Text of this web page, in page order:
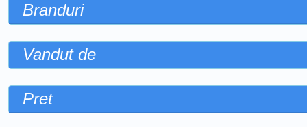
Branduri
Vandut de
Pret